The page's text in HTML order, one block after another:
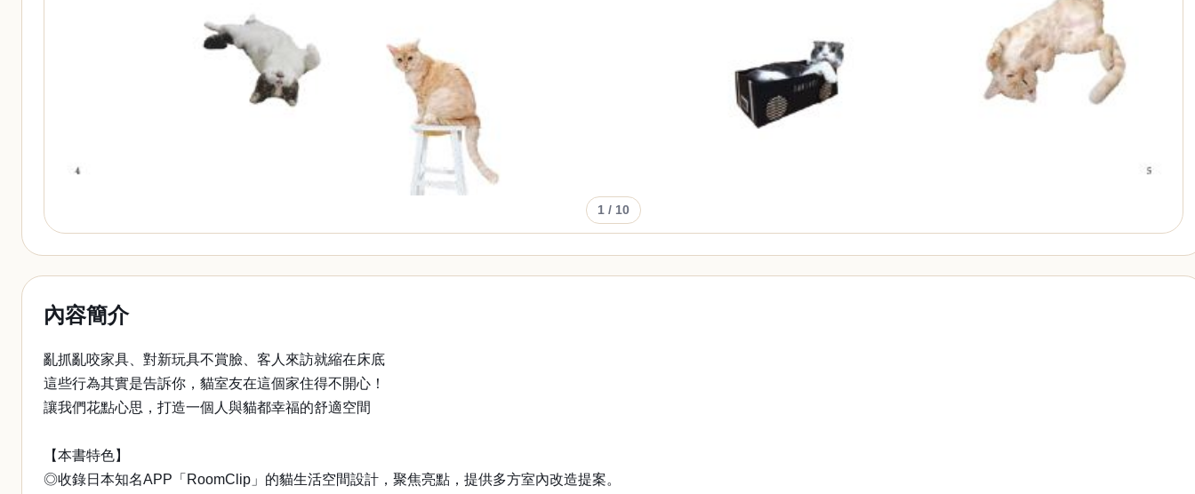
1 / 10
內容簡介
亂抓亂咬家具、對新玩具不賞臉、客人來訪就縮在床底
這些行為其實是告訴你，貓室友在這個家住得不開心！
讓我們花點心思，打造一個人與貓都幸福的舒適空間
【本書特色】
◎收錄日本知名APP「RoomClip」的貓生活空間設計，聚焦亮點，提供多方室內改造提案。